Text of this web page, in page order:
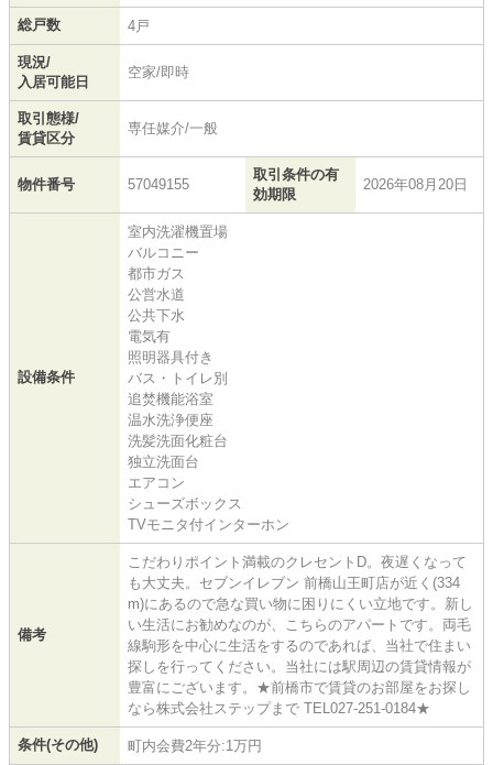
総戸数 4戸
現況/
入居可能日
空家/即時
取引態様/
賃貸区分
専任媒介/一般
物件番号 57049155
取引条件の有
効期限
2026年08月20日
設備条件
室内洗濯機置場
バルコニー
都市ガス
公営水道
公共下水
電気有
照明器具付き
バス・トイレ別
追焚機能浴室
温水洗浄便座
洗髪洗面化粧台
独立洗面台
エアコン
シューズボックス
TVモニタ付インターホン
備考
こだわりポイント満載のクレセントD。夜遅くなって
も大丈夫。セブンイレブン 前橋山王町店が近く(334
m)にあるので急な買い物に困りにくい立地です。新し
い生活にお勧めなのが、こちらのアパートです。両毛
線駒形を中心に生活をするのであれば、当社で住まい
探しを行ってください。当社には駅周辺の賃貸情報が
豊富にございます。★前橋市で賃貸のお部屋をお探し
なら株式会社ステップまで TEL027-251-0184★
条件(その他) 町内会費2年分:1万円